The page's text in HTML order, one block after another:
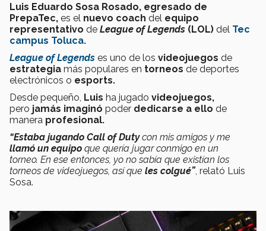
Luis Eduardo Sosa Rosado, egresado de
PrepaTec, es el nuevo coach del equipo
representativo de League of Legends (LOL) del Tec
campus Toluca.
League of Legends es uno de los videojuegos de
estrategia más populares en torneos de deportes
electrónicos o esports.
Desde pequeño, Luis ha jugado videojuegos,
pero jamás imaginó poder dedicarse a ello de
manera profesional.
“Estaba jugando Call of Dutycon mis amigos y me
llamó un equipo que quería jugar conmigo en un
torneo. En ese entonces, yo no sabía que existían los
torneos de videojuegos, así que les colgué”, relató Luis
Sosa.